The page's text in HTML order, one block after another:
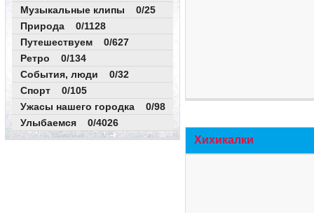
Музыкальные клипы 0/25
Природа 0/1128
Путешествуем 0/627
Ретро 0/134
События, люди 0/32
Спорт 0/105
Ужасы нашего городка 0/98
Улыбаемся 0/4026
Хихикалки